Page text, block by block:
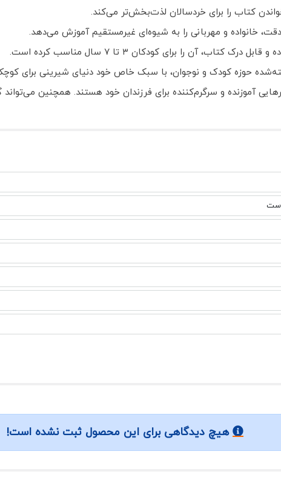
کتاب را برای خردسالان لذت‌بخش‌تر می‌کند.
خانواده و مهربانی را به شیوه‌ای غیرمستقیم آموزش می‌دهد.
آن را برای کودکان ۳ تا ۷ سال مناسب کرده است.
حوزه کودک و نوجوان، با سبک خاص خود دنیای شیرینی برای
آموزنده و سرگرم‌کننده برای فرزندان خود هستند. همچنین
هیچ دیدگاهی برای این محصول ثبت نشده است!